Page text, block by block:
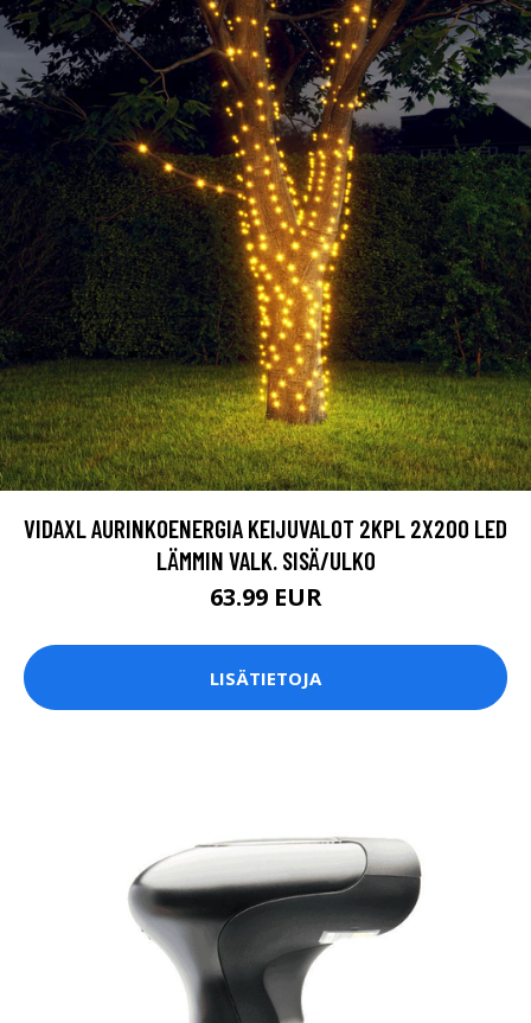
VIDAXL AURINKOENERGIA KEIJUVALOT 2KPL 2X200 LED
LÄMMIN VALK. SISÄ/ULKO
63.99 EUR
LISÄTIETOJA